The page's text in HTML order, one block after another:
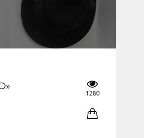
1280